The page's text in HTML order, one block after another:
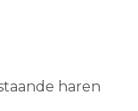
haren